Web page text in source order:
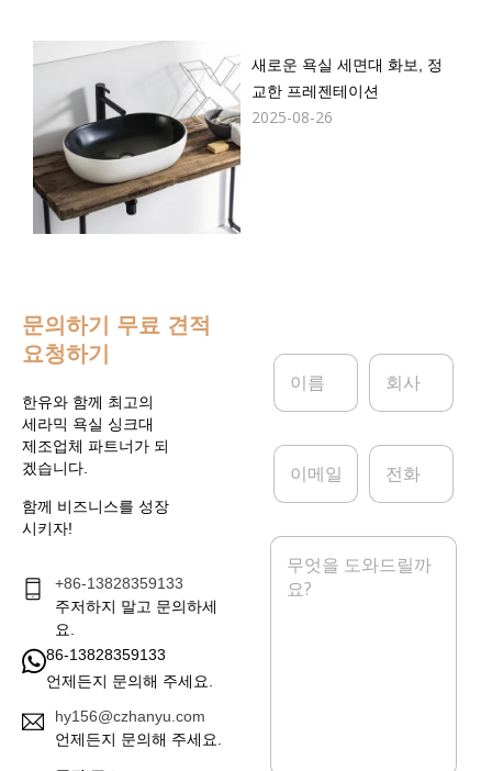
새로운 욕실 세면대 화보, 정
교한 프레젠테이션
2025-08-26
문의하기 무료 견적
요청하기
한유와 함께 최고의
세라믹 욕실 싱크대
제조업체 파트너가 되
겠습니다.
함께 비즈니스를 성장
시키자!
+86-13828359133
주저하지 말고 문의하세
요.
86-13828359133
언제든지 문의해 주세요.
hy156@czhanyu.com
언제든지 문의해 주세요.
이
*
회
이
일
전
메